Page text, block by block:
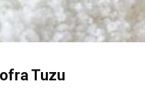
Tuzu